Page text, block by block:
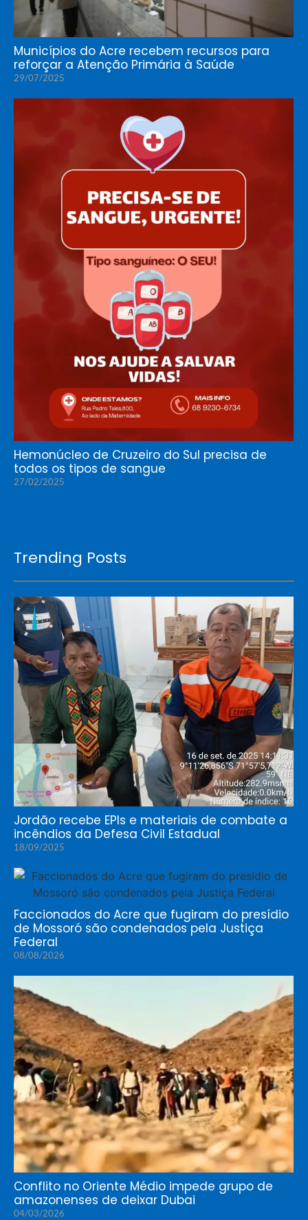
Municípios do Acre recebem recursos para
reforçar a Atenção Primária à Saúde
29/07/2025
Hemonúcleo de Cruzeiro do Sul precisa de
todos os tipos de sangue
27/02/2025
Trending Posts
Jordão recebe EPIs e materiais de combate a
incêndios da Defesa Civil Estadual
18/09/2025
Faccionados do Acre que fugiram do presídio
de Mossoró são condenados pela Justiça
Federal
08/08/2026
Conflito no Oriente Médio impede grupo de
amazonenses de deixar Dubai
04/03/2026